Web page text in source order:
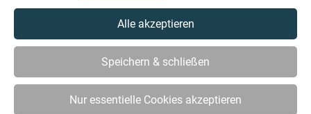
Alle akzeptieren
Speichern & schließen
Nur essentielle Cookies akzeptieren
SERVICE JOBS
JOBBÖRSE
ELEKTROTECHNIKER / ELEKTROMEISTER (M/W/D) |
BISPLINGHOFF AG, SENDENHORST